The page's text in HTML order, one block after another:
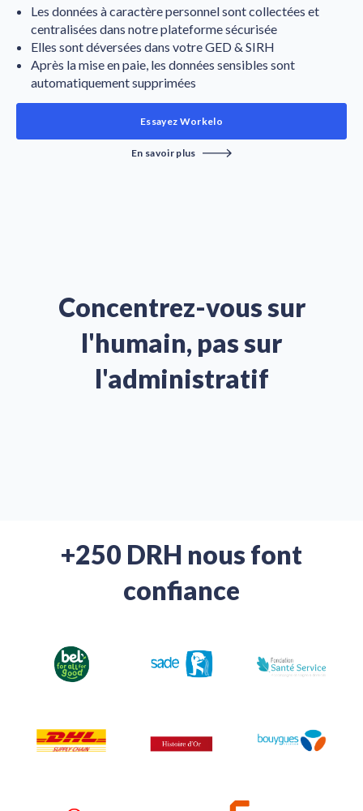
Les données à caractère personnel sont collectées et
centralisées dans notre plateforme sécurisée
Elles sont déversées dans votre GED & SIRH
Après la mise en paie, les données sensibles sont
automatiquement supprimées
Essayez Workelo
En savoir plus
Concentrez-vous sur
l'humain, pas sur
l'administratif
+250 DRH nous font
confiance